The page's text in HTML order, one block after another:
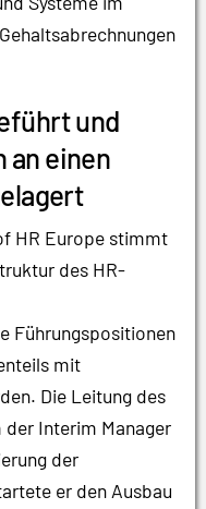
und
an einen
HR Europe stimmt
des HR-
Führungspositionen
mit
Die Leitung des
Interim Manager
der
er den Ausbau